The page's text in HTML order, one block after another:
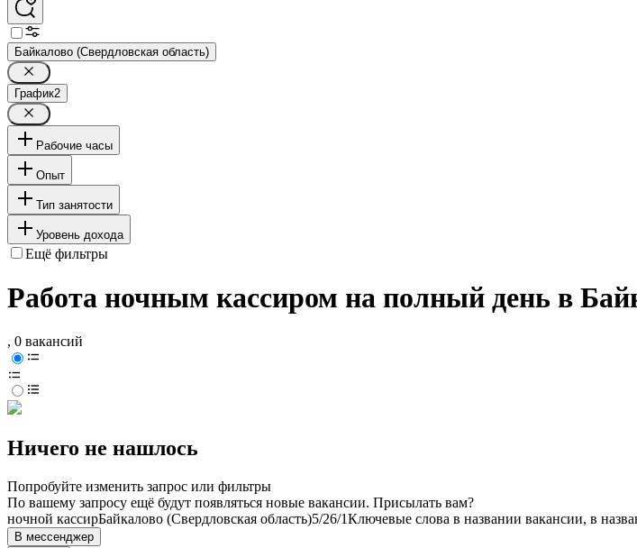
Байкалово (Свердловская область)
График2
Рабочие часы
Опыт
Тип занятости
Уровень дохода
Ещё фильтры
Работа ночным кассиром на полный день в
, 0 вакансий
Ничего не нашлось
Попробуйте изменить запрос или фильтры
По вашему запросу ещё будут появляться новые вакансии. Присылать вам?
ночной кассирБайкалово (Свердловская область)5/26/1Ключевые слова в названии вакансии, в
В мессенджер